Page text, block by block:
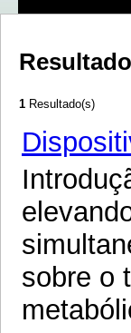
1 Resultado(s)
sobre o